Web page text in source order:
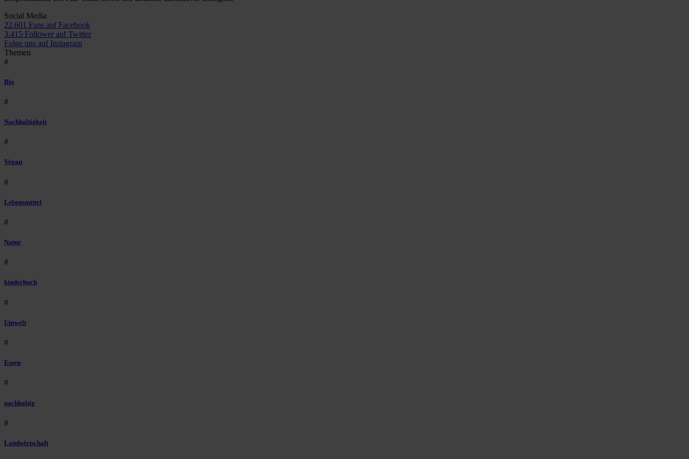
Social Media
22.601 Fans auf Facebook
3.415 Follower auf Twitter
Folge uns auf Instagram
Themen
#
Bio
#
Nachhaltigkeit
#
Vegan
#
Lebensmittel
#
Natur
#
kinderbuch
#
Umwelt
#
Essen
#
nachhaltig
#
Landwirtschaft